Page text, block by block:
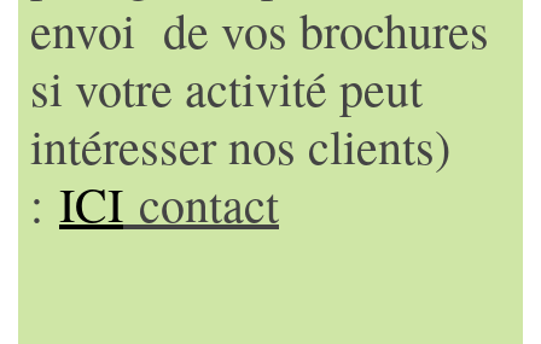
envoi de vos brochures
si votre activité peut
intéresser nos clients)
: ICI contact